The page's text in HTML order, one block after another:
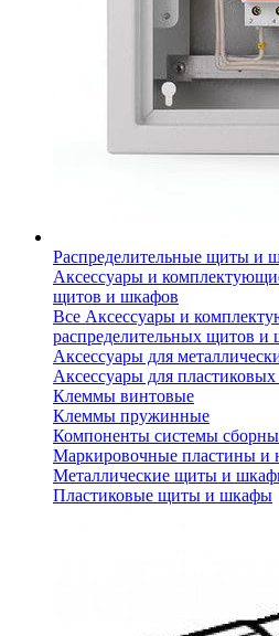
Распределительные щиты и
Аксессуары и
щитов и шкафов
Все Аксессуары и
распределительных щитов и
Аксессуары для
Аксессуары для
Клеммы винтовые
Клеммы пружинные
Компоненты системы
Маркировочные пластины и
Металлические щиты и
Пластиковые щиты и шкафы